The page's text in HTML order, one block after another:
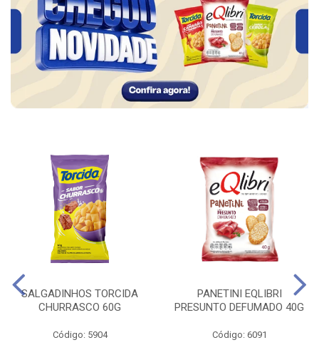
SALGADINHOS TORCIDA
CHURRASCO 60G
Código: 5904
PANETINI EQLIBRI
PRESUNTO DEFUMADO 40G
Código: 6091